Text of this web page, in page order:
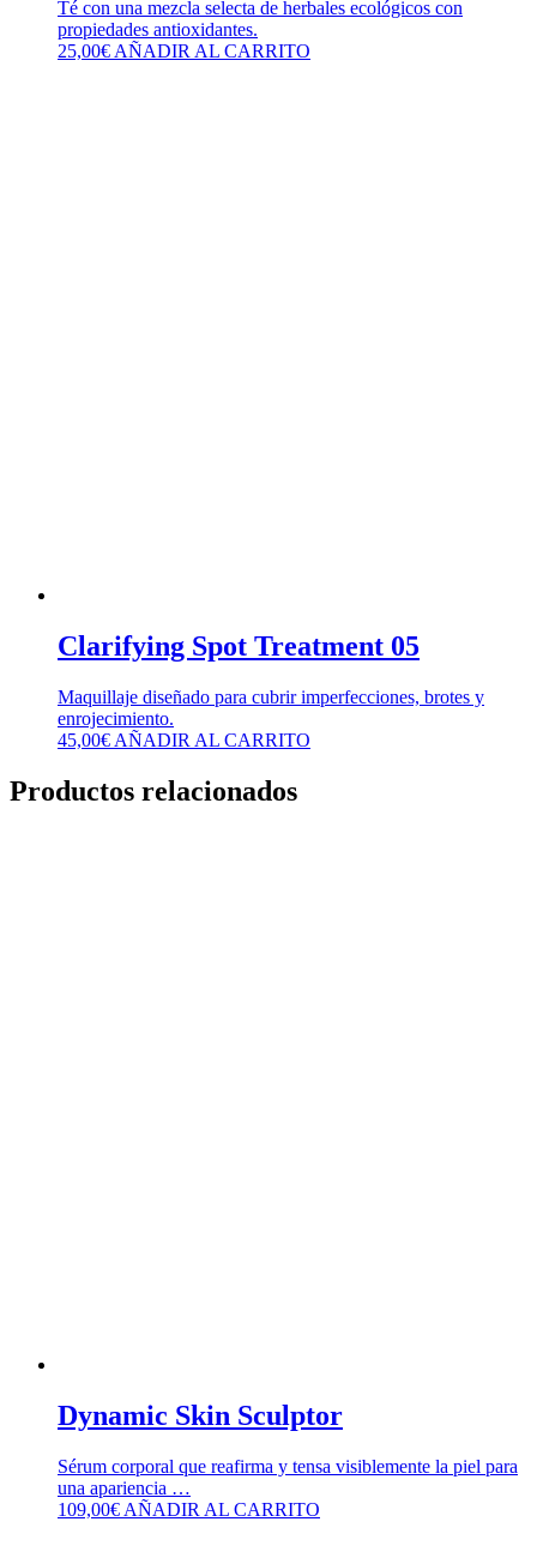
Té con una mezcla selecta de herbales ecológicos con
propiedades antioxidantes.
25,00€AÑADIR AL CARRITO
Clarifying Spot Treatment 05
Maquillaje diseñado para cubrir imperfecciones, brotes y
enrojecimiento.
45,00€ AÑADIR AL CARRITO
Productos relacionados
Dynamic Skin Sculptor
Sérum corporal que reafirma y tensa visiblemente la piel para
una apariencia …
109,00€ AÑADIR AL CARRITO